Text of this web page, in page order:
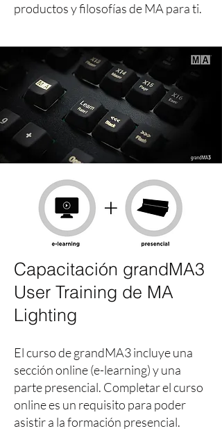
productos y filosofías de MA para ti.
Capacitación grandMA3
User Training de MA
Lighting
El curso de grandMA3 incluye una
sección online (e-learning) y una
parte presencial. Completar el curso
online es un requisito para poder
asistir a la formación presencial.